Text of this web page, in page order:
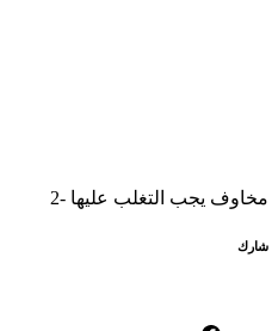
مخاوف يجب التغلب عليها -2
شارك